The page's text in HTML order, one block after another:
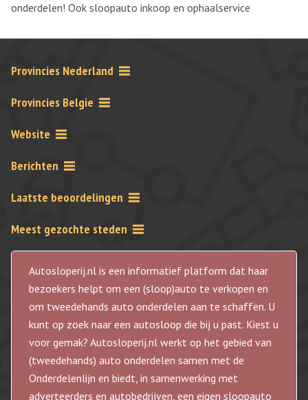
onderdelen! Ook sloopauto inkoop en ophaalservice
Provincies Nederland
Provincies Belgie
Website
Berichten
Laatste beoordelingen
Meest gezochte steden
Autosloperij.nl is een informatief platform dat haar
bezoekers helpt om een (sloop)auto te verkopen en
om tweedehands auto onderdelen aan te schaffen. U
kunt op zoek naar een autosloop die bij u past. Kiest u
voor gemak? Autosloperij.nl werkt op het gebied van
(tweedehands) auto onderdelen samen met de
Onderdelenlijn en biedt, in samenwerking met
adverteerders en autobedrijven, een eigen sloopauto